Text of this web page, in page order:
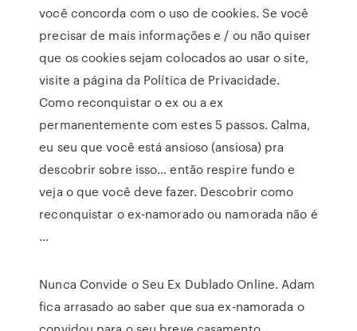
você concorda com o uso de cookies. Se você
precisar de mais informações e / ou não quiser
que os cookies sejam colocados ao usar o site,
visite a página da Política de Privacidade.
Como reconquistar o ex ou a ex
permanentemente com estes 5 passos. Calma,
eu seu que você está ansioso (ansiosa) pra
descobrir sobre isso… então respire fundo e
veja o que você deve fazer. Descobrir como
reconquistar o ex-namorado ou namorada não é
…
Nunca Convide o Seu Ex Dublado Online. Adam
fica arrasado ao saber que sua ex-namorada o